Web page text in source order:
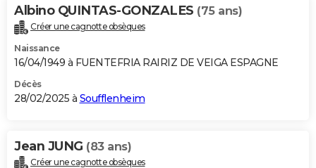
Albino QUINTAS-GONZALES (75 ans)
Créer une cagnotte obsèques
Naissance
16/04/1949 à FUENTEFRIA RAIRIZ DE VEIGA ESPAGNE
Décès
28/02/2025 à Soufflenheim
Jean JUNG (83 ans)
Créer une cagnotte obsèques